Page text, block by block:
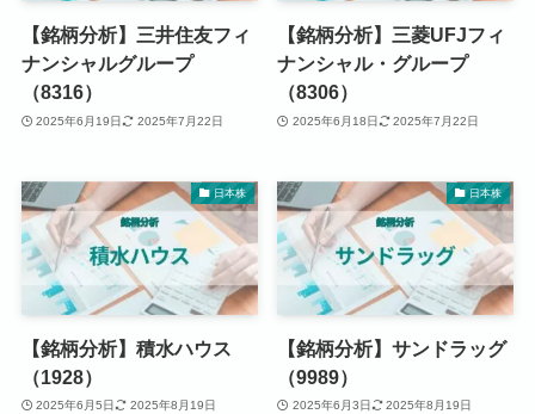
【銘柄分析】三井住友フィ
ナンシャルグループ
（8316）
2025年6月19日 2025年7月22日
【銘柄分析】三菱UFJフィ
ナンシャル・グループ
（8306）
2025年6月18日 2025年7月22日
日本株
【銘柄分析】積水ハウス
（1928）
2025年6月5日 2025年8月19日
日本株
【銘柄分析】サンドラッグ
（9989）
2025年6月3日 2025年8月19日